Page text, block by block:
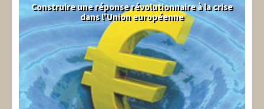
Syndical
Construire une réponse révolutionnaire à la crise
dans l'Union européenne